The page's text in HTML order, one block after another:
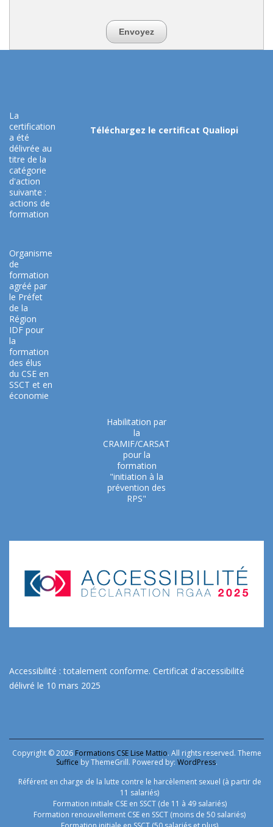
Envoyez
La
certification
a été
délivrée au
titre de la
catégorie
d'action
suivante :
actions de
formation
Téléchargez le certificat Qualiopi
Organisme
de
formation
agréé par
le Préfet
de la
Région
IDF pour
la
formation
des élus
du CSE en
SSCT et en
économie
Habilitation par
la
CRAMIF/CARSAT
pour la
formation
"initiation à la
prévention des
RPS"
Accessibilité : totalement conforme. Certificat d'accessibilité
délivré le 10 mars 2025
Copyright © 2026 Formations CSE Lise Mattio. All rights reserved. Theme
Suffice by ThemeGrill. Powered by: WordPress.
Référent en charge de la lutte contre le harcèlement sexuel (à partir de
11 salariés)
Formation initiale CSE en SSCT (de 11 à 49 salariés)
Formation renouvellement CSE en SSCT (moins de 50 salariés)